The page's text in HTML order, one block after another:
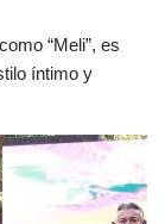
“Meli”, es
íntimo y